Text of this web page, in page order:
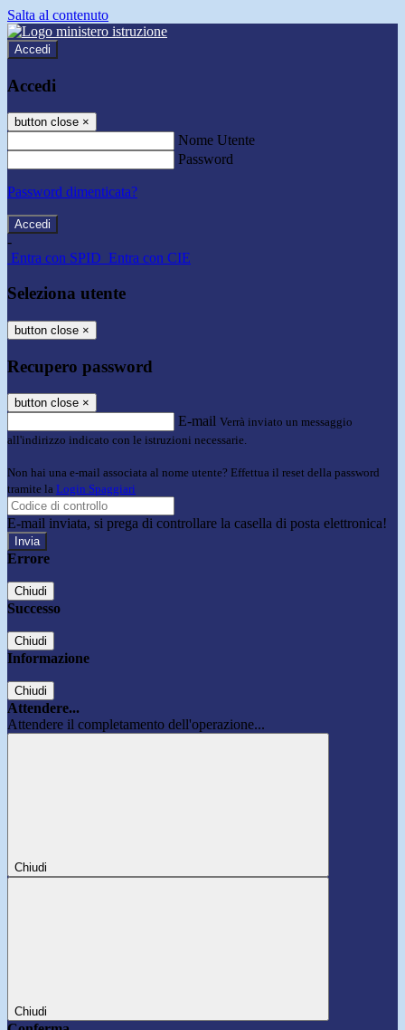
Salta al contenuto
Accedi
Accedi
button close ×
Nome Utente
Password
Password dimenticata?
-
Entra con SPID Entra con CIE
Seleziona utente
button close ×
Recupero password
button close ×
E-mail Verrà inviato un messaggio
all'indirizzo indicato con le istruzioni necessarie.
Non hai una e-mail associata al nome utente? Effettua il reset della password
tramite la Login Spaggiari
E-mail inviata, si prega di controllare la casella di posta elettronica!
Errore
Chiudi
Successo
Chiudi
Informazione
Chiudi
Attendere...
Attendere il completamento dell'operazione...
Chiudi
Chiudi